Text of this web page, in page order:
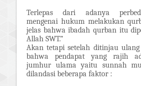
Terlepas dari adanya
mengenai hukum melakukan
jelas bahwa ibadah qurban itu
Allah SWT.”
Akan tetapi setelah ditinjau
bahwa pendapat yang rajih
jumhur ulama yaitu sunnah
dilandasi beberapa faktor :